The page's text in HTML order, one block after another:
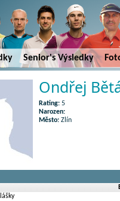
Senior's Výsledky
Ondřej
Rating: 5
Narozen:
Město: Zlín